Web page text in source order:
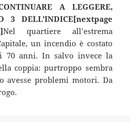
A LEGGERE,
3 DELL’INDICE[nextpage
Nel quartiere all’estrema
un incendio è costato
anni. In salvo invece la
coppia: purtroppo sembra
avesse problemi motori. Da